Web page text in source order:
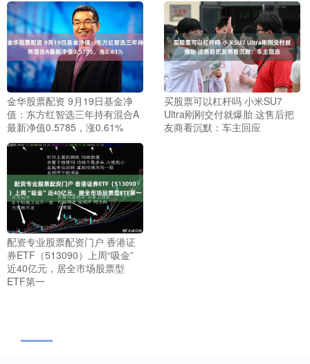
金华股票配资 9月19日基金净
值：东方红智选三年持有混合A
最新净值0.5785，涨0.61%
买股票可以杠杆吗 小米SU7
Ultra刚刚交付就爆胎 这售后把
友商看沉默：车主回应
配资专业股票配资门户 香港证
券ETF（513090）上周“吸金”
近40亿元，居全市场股票型
ETF第一